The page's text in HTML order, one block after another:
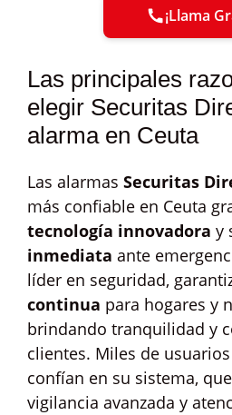
¡Llama
Las principales
elegir Securitas
alarma en Ceuta
Las alarmas Securitas
más confiable en Ceuta
tecnología innovadora y
inmediata ante
líder en seguridad,
continua para hogares y
brindando tranquilidad y
clientes. Miles de
confían en su sistema,
vigilancia avanzada y